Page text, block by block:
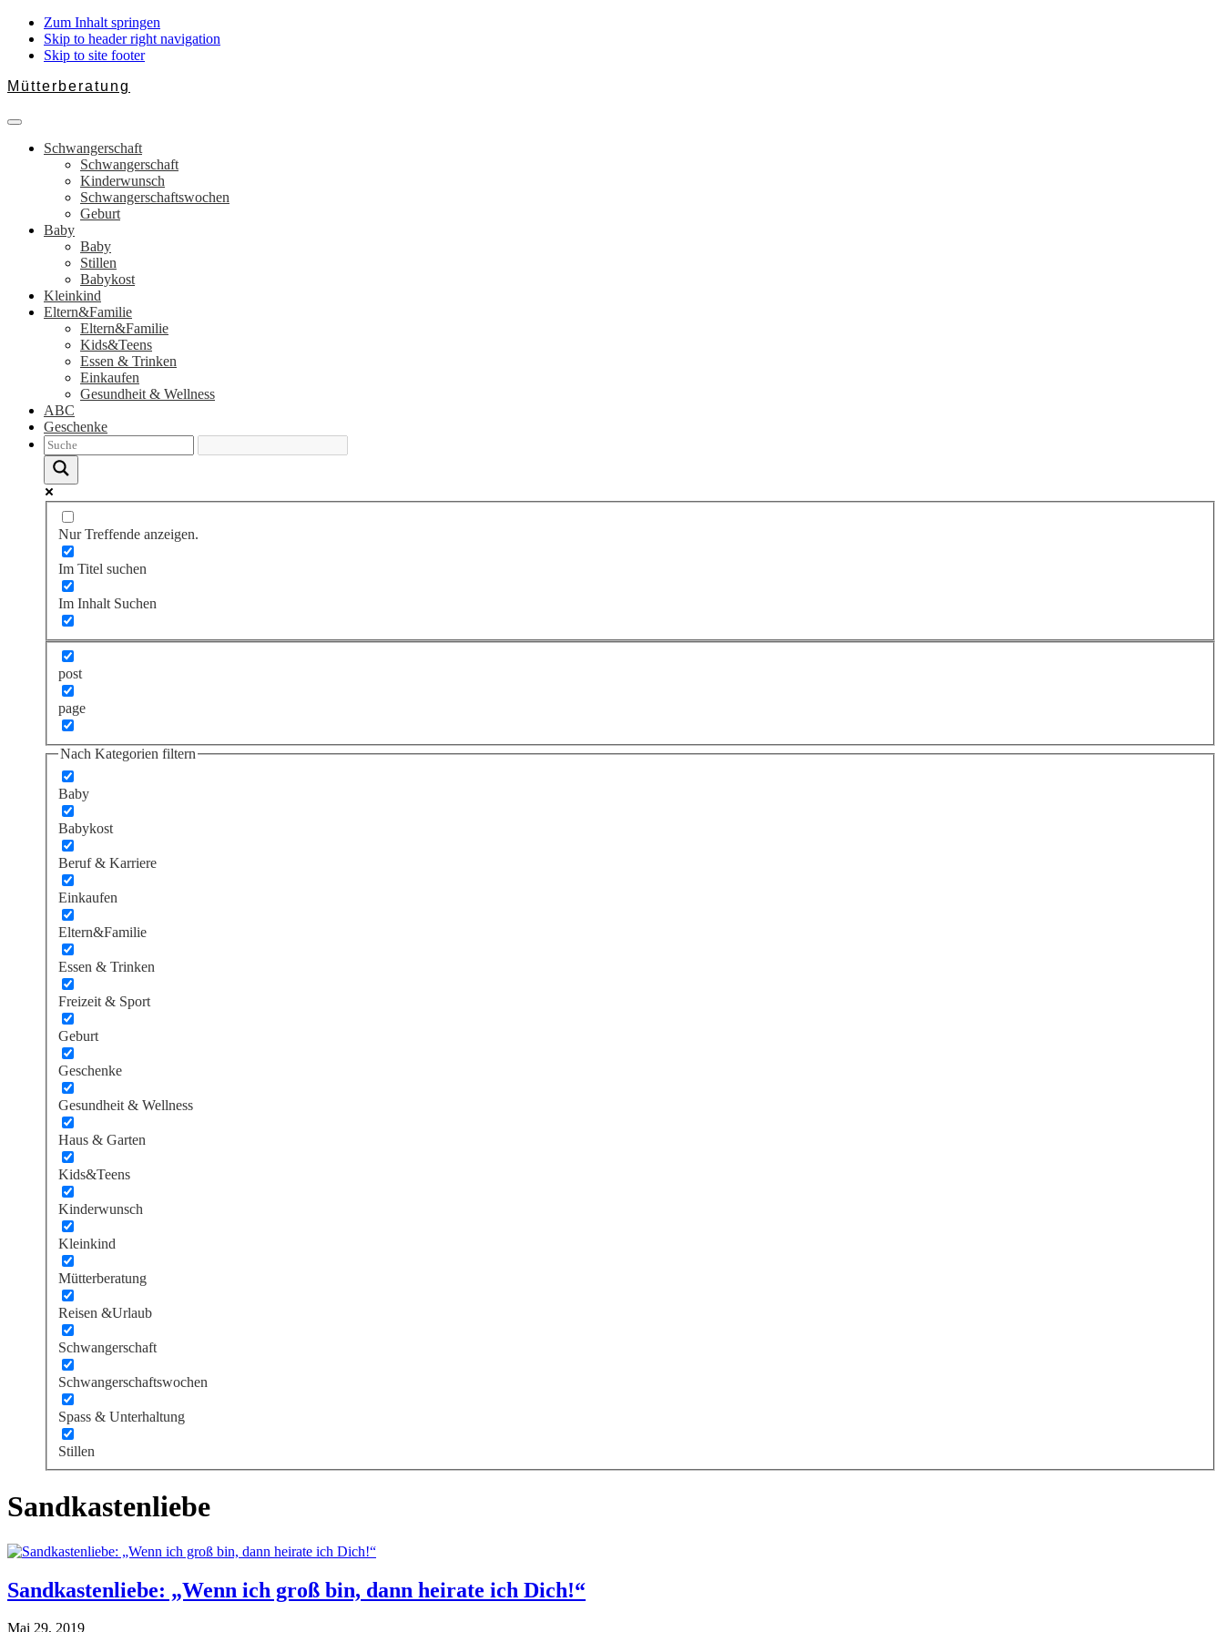
Zum Inhalt springen
Skip to header right navigation
Skip to site footer
Mütterberatung
Schwangerschaft,
Menu
Schwangerschaft
Schwangerschaft
Kinderwunsch
Schwangerschaftswochen
Geburt
Baby
Baby
Stillen
Babykost
Kleinkind
Eltern&Familie
Eltern&Familie
Kids&Teens
Essen & Trinken
Einkaufen
Gesundheit & Wellness
ABC
Geschenke
Nur Treffende anzeigen.
Im Titel suchen
Im Inhalt Suchen
post
page
Nach Kategorien filtern
Baby
Babykost
Beruf & Karriere
Einkaufen
Eltern&Familie
Essen & Trinken
Freizeit & Sport
Geburt
Geschenke
Gesundheit & Wellness
Haus & Garten
Kids&Teens
Kinderwunsch
Kleinkind
Mütterberatung
Reisen &Urlaub
Schwangerschaft
Schwangerschaftswochen
Spass & Unterhaltung
Stillen
Sandkastenliebe
Sandkastenliebe: „Wenn ich groß bin, dann heirate ich Dich!“
Mai 29, 2019